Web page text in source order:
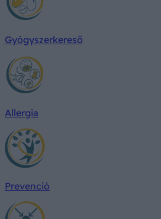
Gyógyszerkereső
Allergia
Prevenció